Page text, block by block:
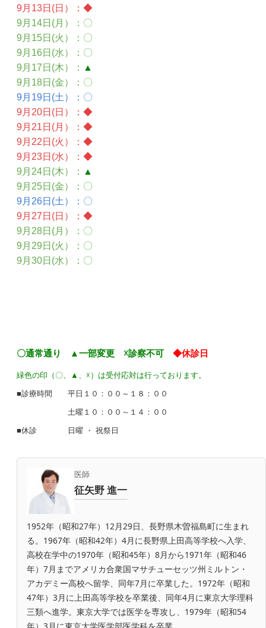
9月13日(日）
： ◆
9月14日(月）
：〇
9月15日(火）
：〇
9月16日(水）
：〇
9月17日(木） ：
▲
9月 18日(金）
：〇
9月19日(土）
：〇
9月20日(日）
： ◆
9月21日(月）
： ◆
9月22日(火） ： ◆
9月23日(水）
： ◆
9月24日(木）
：
▲
9月25日(金）
：〇
9月26日(土）
：〇
9月27日(日）
： ◆
9 月28日(月）
：〇
9月29日(火）
：〇
9月30日(水）
：〇
〇通常通り ▲一部変更 ☓診察不可 ◆休診日
緑色の印（〇、▲、☓）は受付応対は行っております。
■診療時間 平日１０：００～１８：００
土曜１０：００～１４：００
■休診 日曜 ・ 祝祭日
医師
征矢野 進一
1952年（昭和27年）12月29日、長野県木曽福島町に生まれ
る。1967年（昭和42年）4月に長野県上田高等学校へ入学、
高校在学中の1970年（昭和45年）8月から1971年（昭和46
年）7月までアメリカ合衆国マサチューセッツ州ミルトン・
アカデミー高校へ留学、同年7月に卒業した。1972年（昭和
47年）3月に上田高等学校を卒業後、同年4月に東京大学理科
三類へ進学。東京大学では医学を専攻し、1979年（昭和54